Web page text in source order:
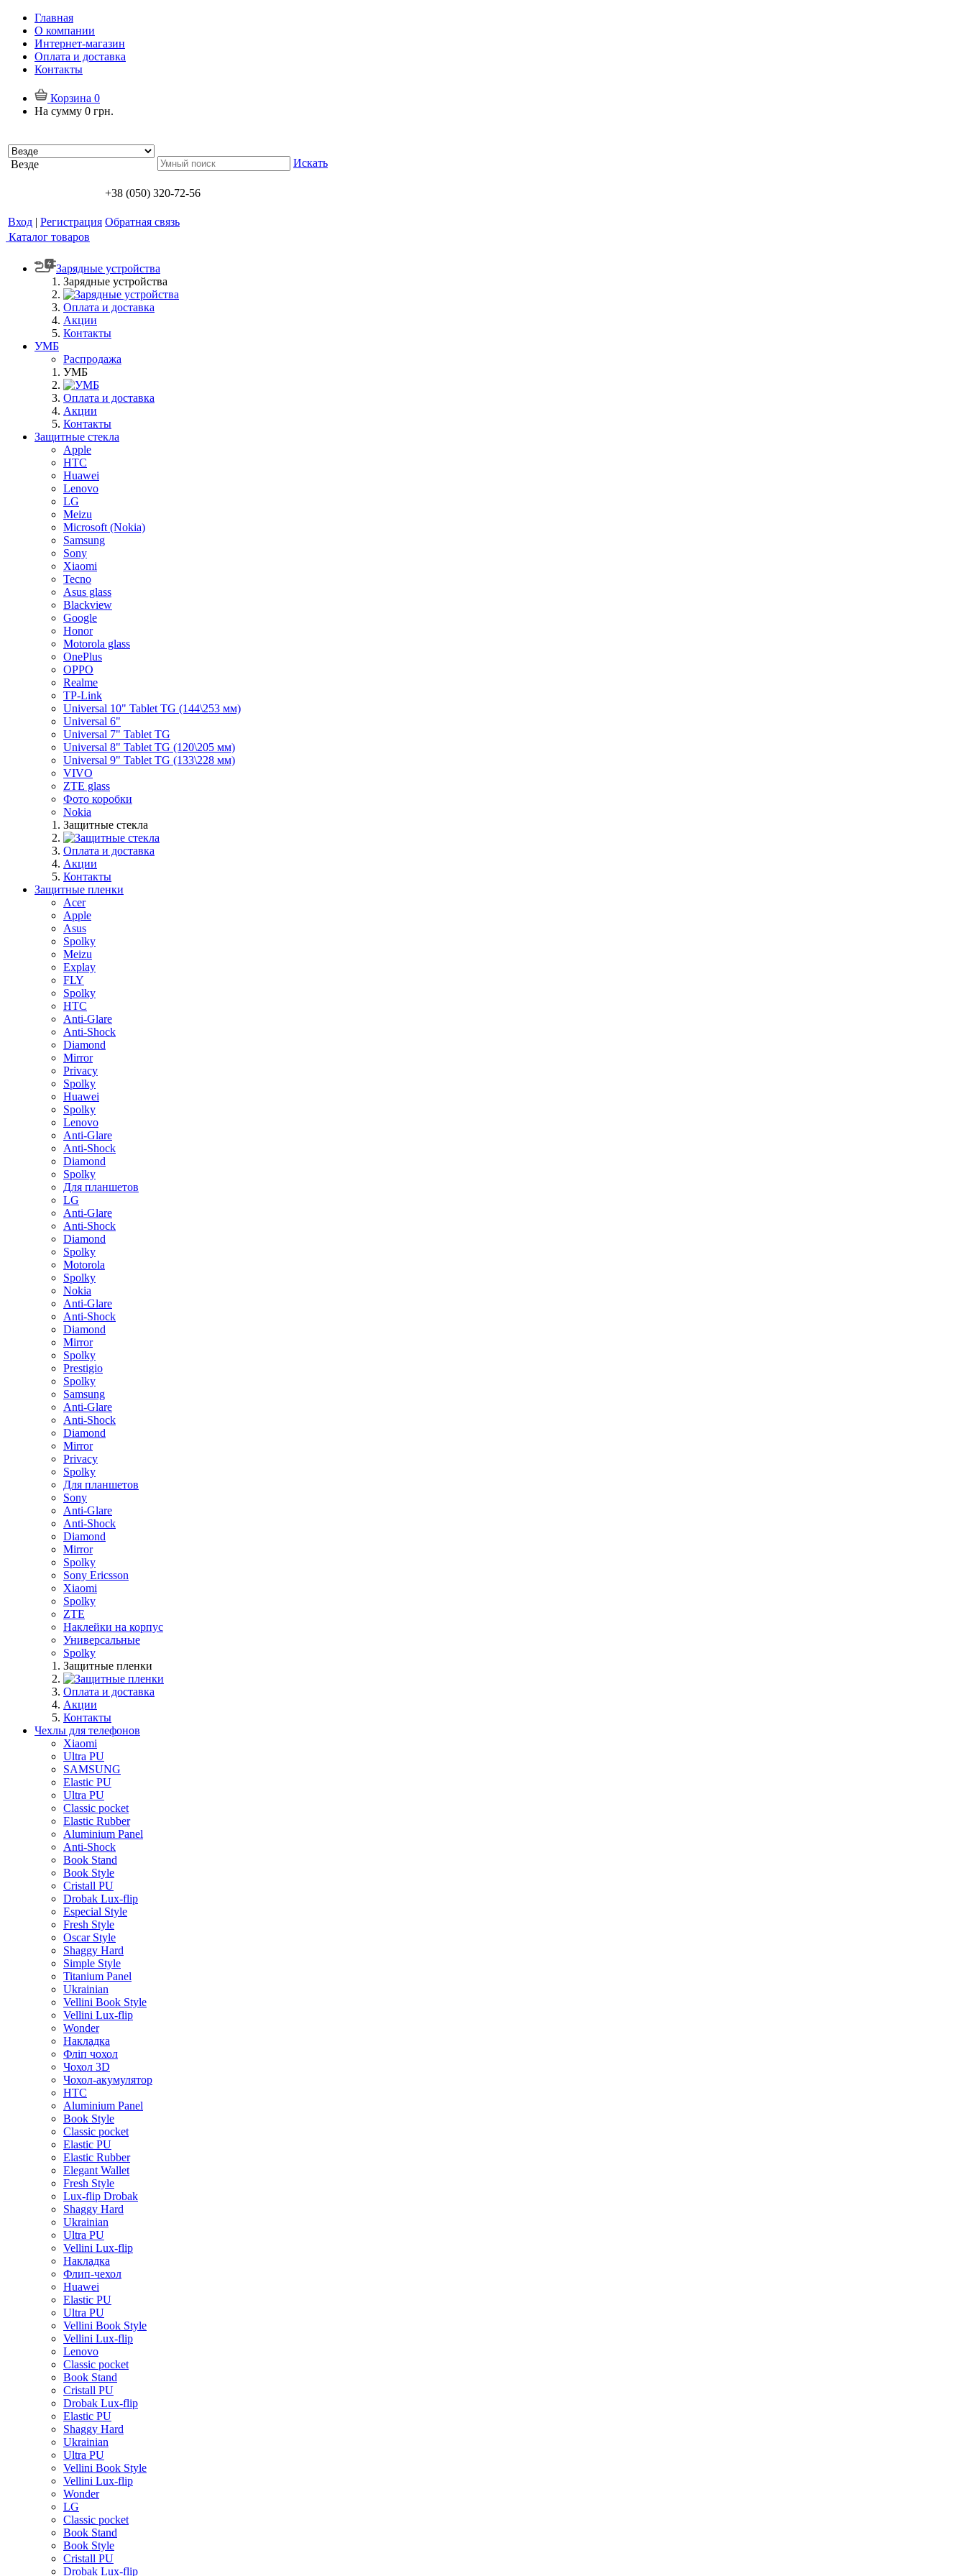
Главная
О компании
Интернет-магазин
Оплата и доставка
Контакты
Корзина 0
На сумму 0 грн.
Везде Искать
+38 (050) 320-72-56
Вход | Регистрация Обратная связь
Каталог товаров
Зарядные устройства
Зарядные устройства
Оплата и доставка
Акции
Контакты
УМБ
Распродажа
УМБ
Оплата и доставка
Акции
Контакты
Защитные стекла
Apple
HTC
Huawei
Lenovo
LG
Meizu
Microsoft (Nokia)
Samsung
Sony
Xiaomi
Tecno
Asus glass
Blackview
Google
Honor
Motorola glass
OnePlus
OPPO
Realme
TP-Link
Universal 10" Tablet TG (144\253 мм)
Universal 6"
Universal 7" Tablet TG
Universal 8" Tablet TG (120\205 мм)
Universal 9" Tablet TG (133\228 мм)
VIVO
ZTE glass
Фото коробки
Nokia
Защитные стекла
Оплата и доставка
Акции
Контакты
Защитные пленки
Acer
Apple
Asus
Spolky
Meizu
Explay
FLY
Spolky
HTC
Anti-Glare
Anti-Shock
Diamond
Mirror
Privacy
Spolky
Huawei
Spolky
Lenovo
Anti-Glare
Anti-Shock
Diamond
Spolky
Для планшетов
LG
Anti-Glare
Anti-Shock
Diamond
Spolky
Motorola
Spolky
Nokia
Anti-Glare
Anti-Shock
Diamond
Mirror
Spolky
Prestigio
Spolky
Samsung
Anti-Glare
Anti-Shock
Diamond
Mirror
Privacy
Spolky
Для планшетов
Sony
Anti-Glare
Anti-Shock
Diamond
Mirror
Spolky
Sony Ericsson
Xiaomi
Spolky
ZTE
Наклейки на корпус
Универсальные
Spolky
Защитные пленки
Оплата и доставка
Акции
Контакты
Чехлы для телефонов
Xiaomi
Ultra PU
SAMSUNG
Elastic PU
Ultra PU
Classic pocket
Elastic Rubber
Aluminium Panel
Anti-Shock
Book Stand
Book Style
Cristall PU
Drobak Lux-flip
Especial Style
Fresh Style
Oscar Style
Shaggy Hard
Simple Style
Titanium Panel
Ukrainian
Vellini Book Style
Vellini Lux-flip
Wonder
Накладка
Фліп чохол
Чохол 3D
Чохол-акумулятор
HTC
Aluminium Panel
Book Style
Classic pocket
Elastic PU
Elastic Rubber
Elegant Wallet
Fresh Style
Lux-flip Drobak
Shaggy Hard
Ukrainian
Ultra PU
Vellini Lux-flip
Накладка
Флип-чехол
Huawei
Elastic PU
Ultra PU
Vellini Book Style
Vellini Lux-flip
Lenovo
Classic pocket
Book Stand
Cristall PU
Drobak Lux-flip
Elastic PU
Shaggy Hard
Ukrainian
Ultra PU
Vellini Book Style
Vellini Lux-flip
Wonder
LG
Classic pocket
Book Stand
Book Style
Cristall PU
Drobak Lux-flip